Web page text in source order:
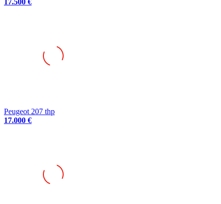
Peugeot 207 thp
17.000 €